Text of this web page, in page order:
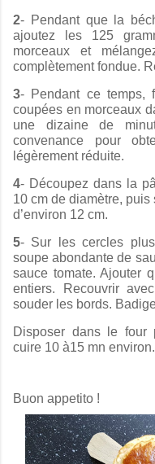
2- Pendant que la
ajoutez les 125
morceaux et
complètement fondue.
3- Pendant ce temps,
coupées en morceaux
une dizaine de
convenance pour
légèrement réduite.
4- Découpez dans la
10 cm de diamètre,
d’environ 12 cm.
5- Sur les cercles
soupe abondante de
sauce tomate. Ajouter
entiers. Recouvrir
souder les bords.
Disposer dans le four
cuire 10 à15 mn environ.
Buon appetito !